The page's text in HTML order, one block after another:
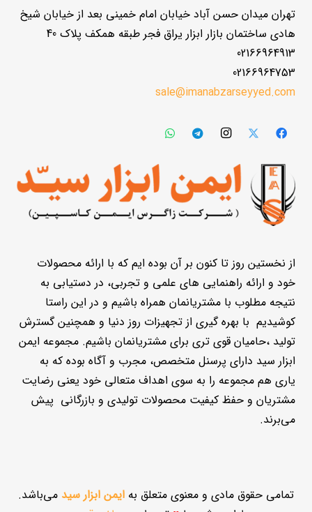
تهران میدان حسن آباد خیابان امام خمینی بعد از خیابان شیخ
هادی ساختمان بازار ابزار یراق فجر طبقه همکف پلاک 40
02166964913
02166964753
sale@imanabzarseyyed.com
از نخستین روز تا کنون بر آن بوده ایم که با ارائه محصولات
خود و ارائه راهنمایی های علمی و تجربی، در دستیابی به
نتیجه مطلوب با مشتریانمان همراه باشیم و در این راستا
کوشیدیم با بهره گیری از تجهیزات روز دنیا و همچنین گسترش
تولید ،حامیان قوی تری برای مشتریانمان باشیم. مجموعه ایمن
ابزار سید دارای پرسنل متخصص، مجرب و آگاه بوده که به
یاری هم مجموعه را به سوی اهداف متعالی خود یعنی رضایت
مشتریان و حفظ کیفیت محصولات تولیدی و بازرگانی پیش
می‌برند.
تمامی حقوق مادی و معنوی متعلق به ایمن ابزار سید می‌باشد.